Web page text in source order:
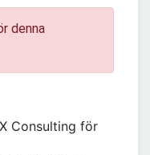
denna
Consulting för